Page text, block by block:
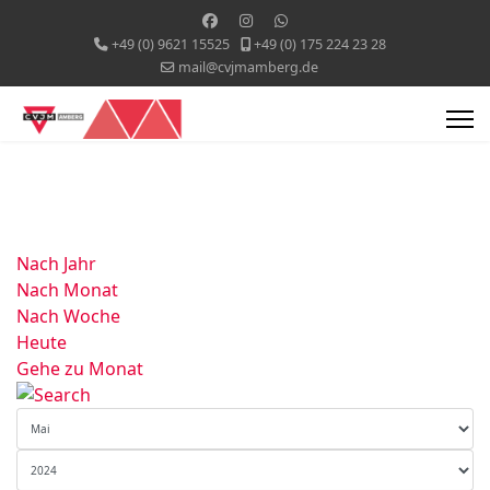
+49 (0) 9621 15525
+49 (0) 175 224 23 28
mail@cvjmamberg.de
Nach Jahr
Nach Monat
Nach Woche
Heute
Gehe zu Monat